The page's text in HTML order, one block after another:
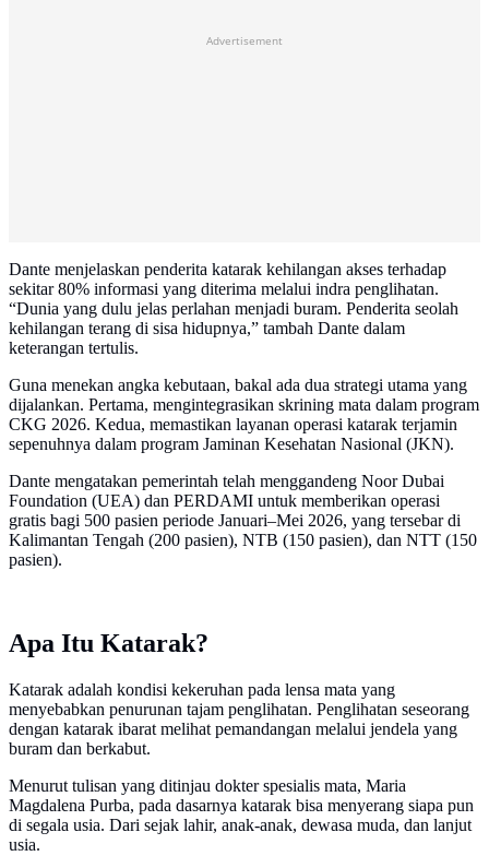
Advertisement
Dante menjelaskan penderita katarak kehilangan akses terhadap
sekitar 80% informasi yang diterima melalui indra penglihatan.
“Dunia yang dulu jelas perlahan menjadi buram. Penderita seolah
kehilangan terang di sisa hidupnya,” tambah Dante dalam
keterangan tertulis.
Guna menekan angka kebutaan, bakal ada dua strategi utama yang
dijalankan. Pertama, mengintegrasikan skrining mata dalam program
CKG 2026. Kedua, memastikan layanan operasi katarak terjamin
sepenuhnya dalam program Jaminan Kesehatan Nasional (JKN).
Dante mengatakan pemerintah telah menggandeng Noor Dubai
Foundation (UEA) dan PERDAMI untuk memberikan operasi
gratis bagi 500 pasien periode Januari–Mei 2026, yang tersebar di
Kalimantan Tengah (200 pasien), NTB (150 pasien), dan NTT (150
pasien).
Apa Itu Katarak?
Katarak adalah kondisi kekeruhan pada lensa mata yang
menyebabkan penurunan tajam penglihatan. Penglihatan seseorang
dengan katarak ibarat melihat pemandangan melalui jendela yang
buram dan berkabut.
Menurut tulisan yang ditinjau dokter spesialis mata, Maria
Magdalena Purba, pada dasarnya katarak bisa menyerang siapa pun
di segala usia. Dari sejak lahir, anak-anak, dewasa muda, dan lanjut
usia.